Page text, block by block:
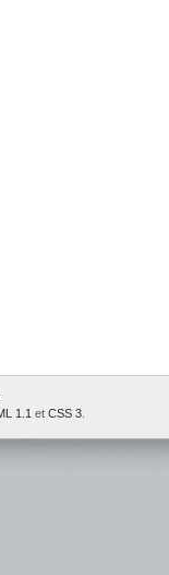
1.1 et CSS 3